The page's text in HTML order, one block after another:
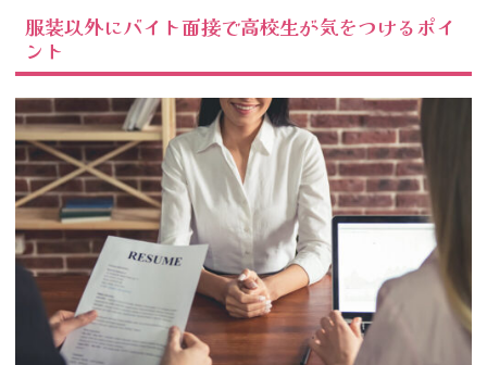
服装以外にバイト面接で高校生が気をつけるポイ
ント